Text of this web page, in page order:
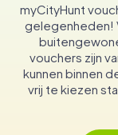
myCityHunt
gelegenheden!
vouchers zijn
kunnen binnen
vrij te kiezen